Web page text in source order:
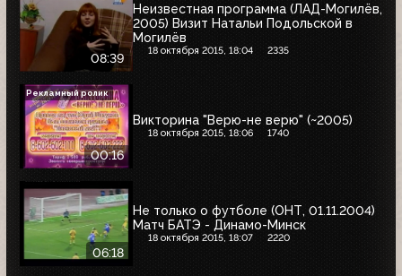
08:39
Неизвестная программа (ЛАД-Могилёв,
2005) Визит Натальи Подольской в
Могилёв
18 октября 2015, 18:04 2335
00:16
Викторина "Верю-не верю" (~2005)
18 октября 2015, 18:06 1740
Рекламный ролик
06:18
Не только о футболе (ОНТ, 01.11.2004)
Матч БАТЭ - Динамо-Минск
18 октября 2015, 18:07 2220